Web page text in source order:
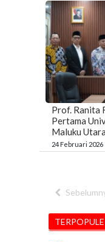
Prof. Ranita
Pertama
Maluku Utara
24 Februari 2026